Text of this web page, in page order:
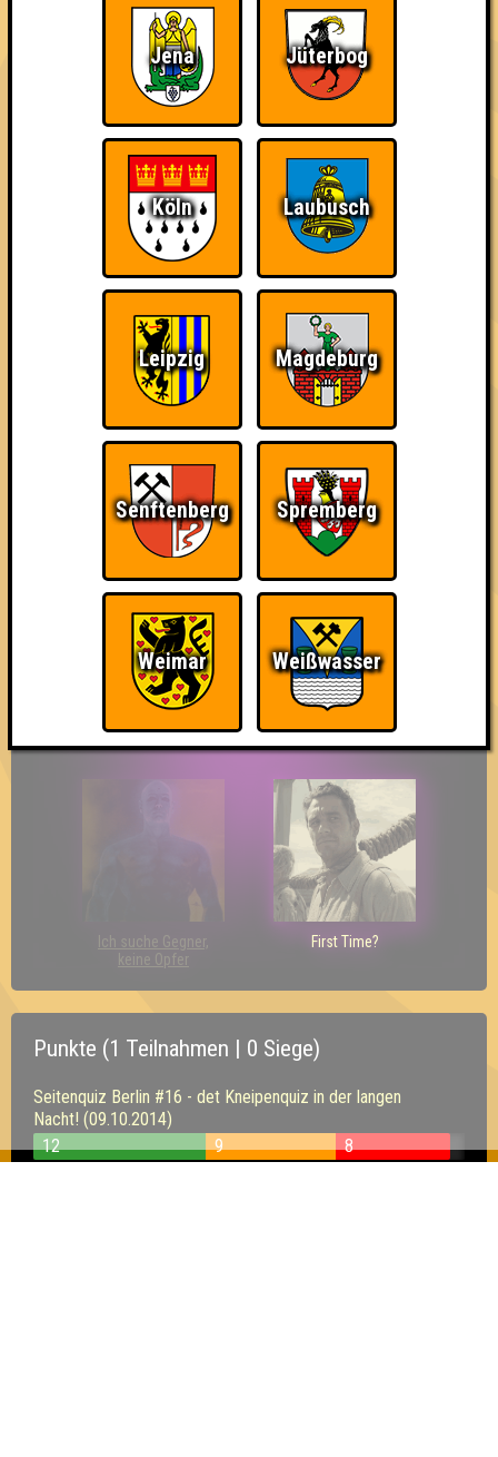
The Amount of
Teilnahmen is too
damn high
Ich war da, vor 3000
Da-Da Da! Da-Da Da!
Teil der Oberschicht So kurz vorm Sieg!
The Last of Us Wir sind ERSTER?!
Ich suche Gegner,
keine Opfer
First Time?
Punkte (1 Teilnahmen | 0 Siege)
Seitenquiz Berlin #16 - det Kneipenquiz in der langen
Nacht! (09.10.2014)
12
9 8
Jena Jüterbog
Köln Laubusch
Leipzig Magdeburg
Senftenberg Spremberg
Weimar Weißwasser